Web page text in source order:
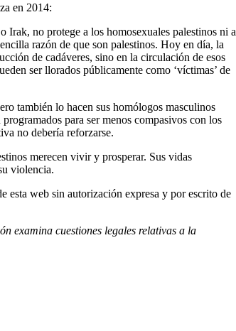
en 2014:
Irak, no protege a los homosexuales palestinos ni a
razón de que son palestinos. Hoy en día, la
de cadáveres, sino en la circulación de esos
ser llorados públicamente como ‘víctimas’ de
también lo hacen sus homólogos masculinos
para ser menos compasivos con los
no debería reforzarse.
merecen vivir y prosperar. Sus vidas
violencia.
esta web sin autorización expresa y por escrito de
examina cuestiones legales relativas a la